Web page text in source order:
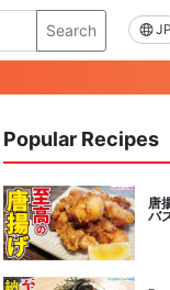
Search JP
Popular Recipes
唐
バ